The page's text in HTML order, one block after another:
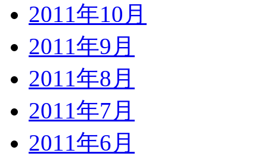
2011年10月
2011年9月
2011年8月
2011年7月
2011年6月